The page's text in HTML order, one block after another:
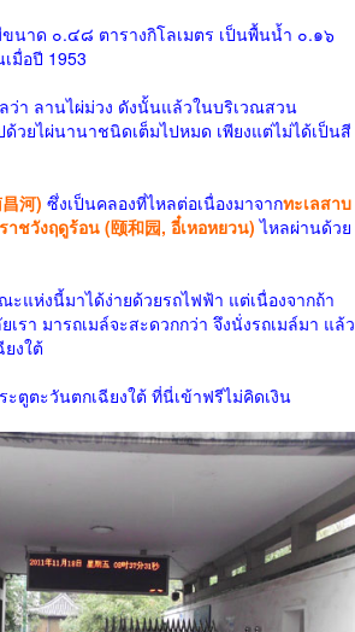
นาด ๐.๔๘ ตารางกิโลเมตร เป็นพื้นน้ำ ๐.๑๖
มื่อปี 1953
ว่า ลานไผ่ม่วง ดังนั้นแล้วในบริเวณสวน
วยไผ่นานาชนิดเต็มไปหมด เพียงแต่ไม่ได้เป็นสี
河) ซึ่งเป็นคลองที่ไหลต่อเนื่องมาจากทะเลสาบ
าชวังฤดูร้อน (颐和园, อี๋เหอหยวน) ไหลผ่านด้วย
แห่งนี้มาได้ง่ายด้วยรถไฟฟ้า แต่เนื่องจากถ้า
เรา มารถเมล์จะสะดวกกว่า จึงนั่งรถเมล์มา แล้ว
งใต้
ตูตะวันตกเฉียงใต้ ที่นี่เข้าฟรีไม่คิดเงิน